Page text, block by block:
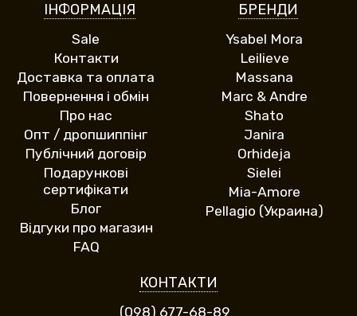
ІНФОРМАЦІЯ
Sale
Контакти
Доставка та оплата
Повернення і обмін
Про нас
Опт / дропшиппінг
Публічний договір
Подарункові
сертифікати
Блог
Відгуки про магазин
FAQ
БРЕНДИ
Ysabel Mora
Leilieve
Massana
Marc & Andre
Shato
Janira
Orhideja
Sielei
Mia-Amore
Pellagio (Украина)
КОНТАКТИ
(098) 677-68-89